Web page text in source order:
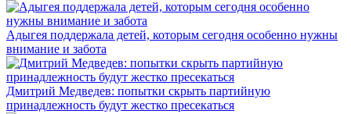
Адыгея поддержала детей, которым сегодня особенно нужны
внимание и забота
Дмитрий Медведев: попытки скрыть партийную
принадлежность будут жестко пресекаться